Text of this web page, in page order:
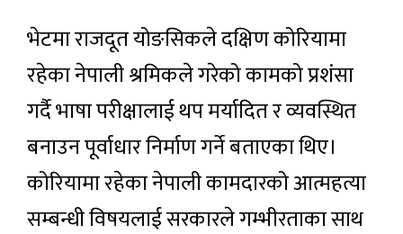
भेटमा राजदूत योङसिकले दक्षिण कोरियामा
रहेका नेपाली श्रमिकले गरेको कामको प्रशंसा
गर्दै भाषा परीक्षालाई थप मर्यादित र व्यवस्थित
बनाउन पूर्वाधार निर्माण गर्ने बताएका थिए।
कोरियामा रहेका नेपाली कामदारको आत्महत्या
सम्बन्धी विषयलाई सरकारले गम्भीरताका साथ